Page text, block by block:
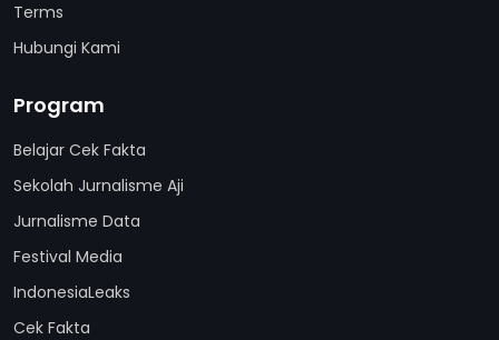
Terms
Hubungi Kami
Program
Belajar Cek Fakta
Sekolah Jurnalisme Aji
Jurnalisme Data
Festival Media
IndonesiaLeaks
Cek Fakta